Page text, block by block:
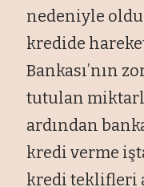
nedeniyle
kredide
Bankası’nın
tutulan
ardından
kredi verme
kredi teklifleri